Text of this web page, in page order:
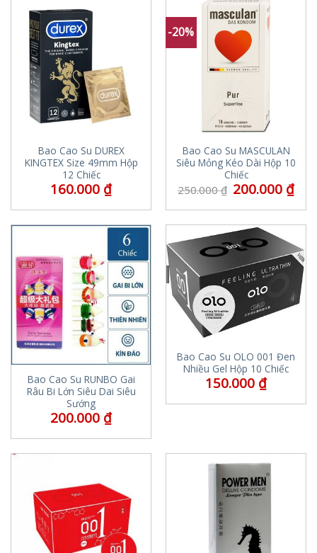
Bao Cao Su DUREX
KINGTEX Size 49mm Hộp
12 Chiếc
160.000 ₫
-20%
Bao Cao Su MASCULAN
Siêu Mỏng Kéo Dài Hộp 10
Chiếc
250.000₫ 200.000 ₫
Bao Cao Su RUNBO Gai
Râu Bi Lớn Siêu Dai Siêu
Sướng
200.000 ₫
Bao Cao Su OLO 001 Đen
Nhiều Gel Hộp 10 Chiếc
150.000 ₫